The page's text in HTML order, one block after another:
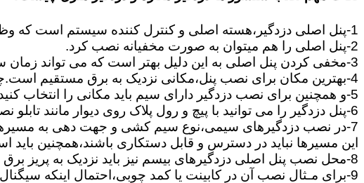
1-پنل اصلی دزدگیر،هسته اصلی و کنترل کننده سیستم است که وظیفه آن اطلاع رسانی،و هماهنگی بین قسمت های دزدگیر مانند سنسورها و آژیرها می باشد.
2-پنل اصلی را هم میتوان به صورت مخفیانه نصب کرد.
3-مخفی کردن پنل اصلی به این دلیل بهتر است که می تواند زمان سارق را تلف کند تا بتوانید سریعا در محل حضور پیدا کنید.
4-بهترین مکان برای نصب پنل،مکانی نزدیک به برق مستقیم است.چون برای تامین برق و اطلاعات ارسالی از چشمی ها به پنل باید یک جفت سیم به پنل کشیده شود.
5-و همچنین برای نصب دزدگیر دارای سیم باید مکانی را انتخاب کنید,که بتوانید از سنسورها و آژیر تا پنل مرکزی سیم کشی را انجام دهید.
6-پنل دزدگیر را می توانید با پیچ و رول پلاک روی دیوار مانند تابلو نصب کنید بود پنل از نکات بسیار مهمی است که باید رعایت گردد.
7-در نصب دزدگیرهای سیمی،نوع سیم کشی و جهت دهی به مسیرهای ارتباطی بین سنسورها و پنل از نکات بسیار مهم است.
این مسیرها نباید در دسترس و قابل دستکاری باشند،همچنین باید
8-محل نصب پنل اصلی دزدگیرهای بیسم نیز باید نزدیک به پریز برق باشد و در جایی قرار بگیرند که آنتن دهی آن برای ارتباط سنسورها و آژیر مناسب باشد.
9-برای مـثال نصب آن در کابینت یا کمد چوبی،احتمال اینکه سیگنال سنسورها به پنل نرسد و سیگنال بیسیم مختل شود را زیاد می کند.